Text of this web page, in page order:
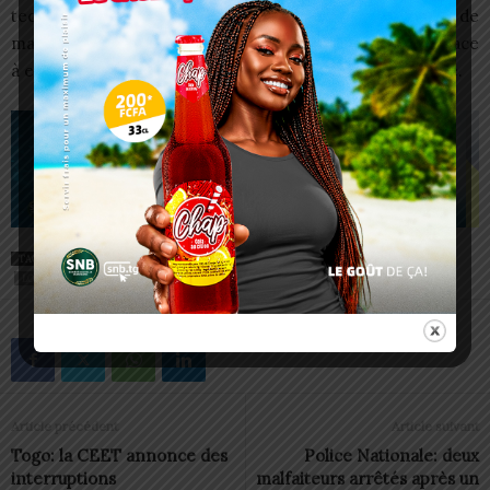
technologie peut servir le progrès, mais entre de
mauvaises mains, elle devient une arme silencieuse. Et face
à elle, la vigilance reste notre première ligne de défense.
AVEPOZO CRIMINALITÉ DOCUMENTS OFFICIELS FRAUDE
LOMÉ
POLICE NATIONALE SÉCURITÉ SOCIÉTÉ TOGO
Article précédent
Togo: la CEET annonce des
interruptions
Article suivant
Police Nationale: deux
malfaiteurs arrêtés après un